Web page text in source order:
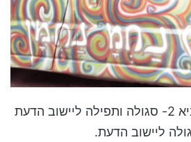
1- תפילת חבקוק הנביא 2- סגולה ותפילה ליישוב הדעת
ליישוב הדעת.